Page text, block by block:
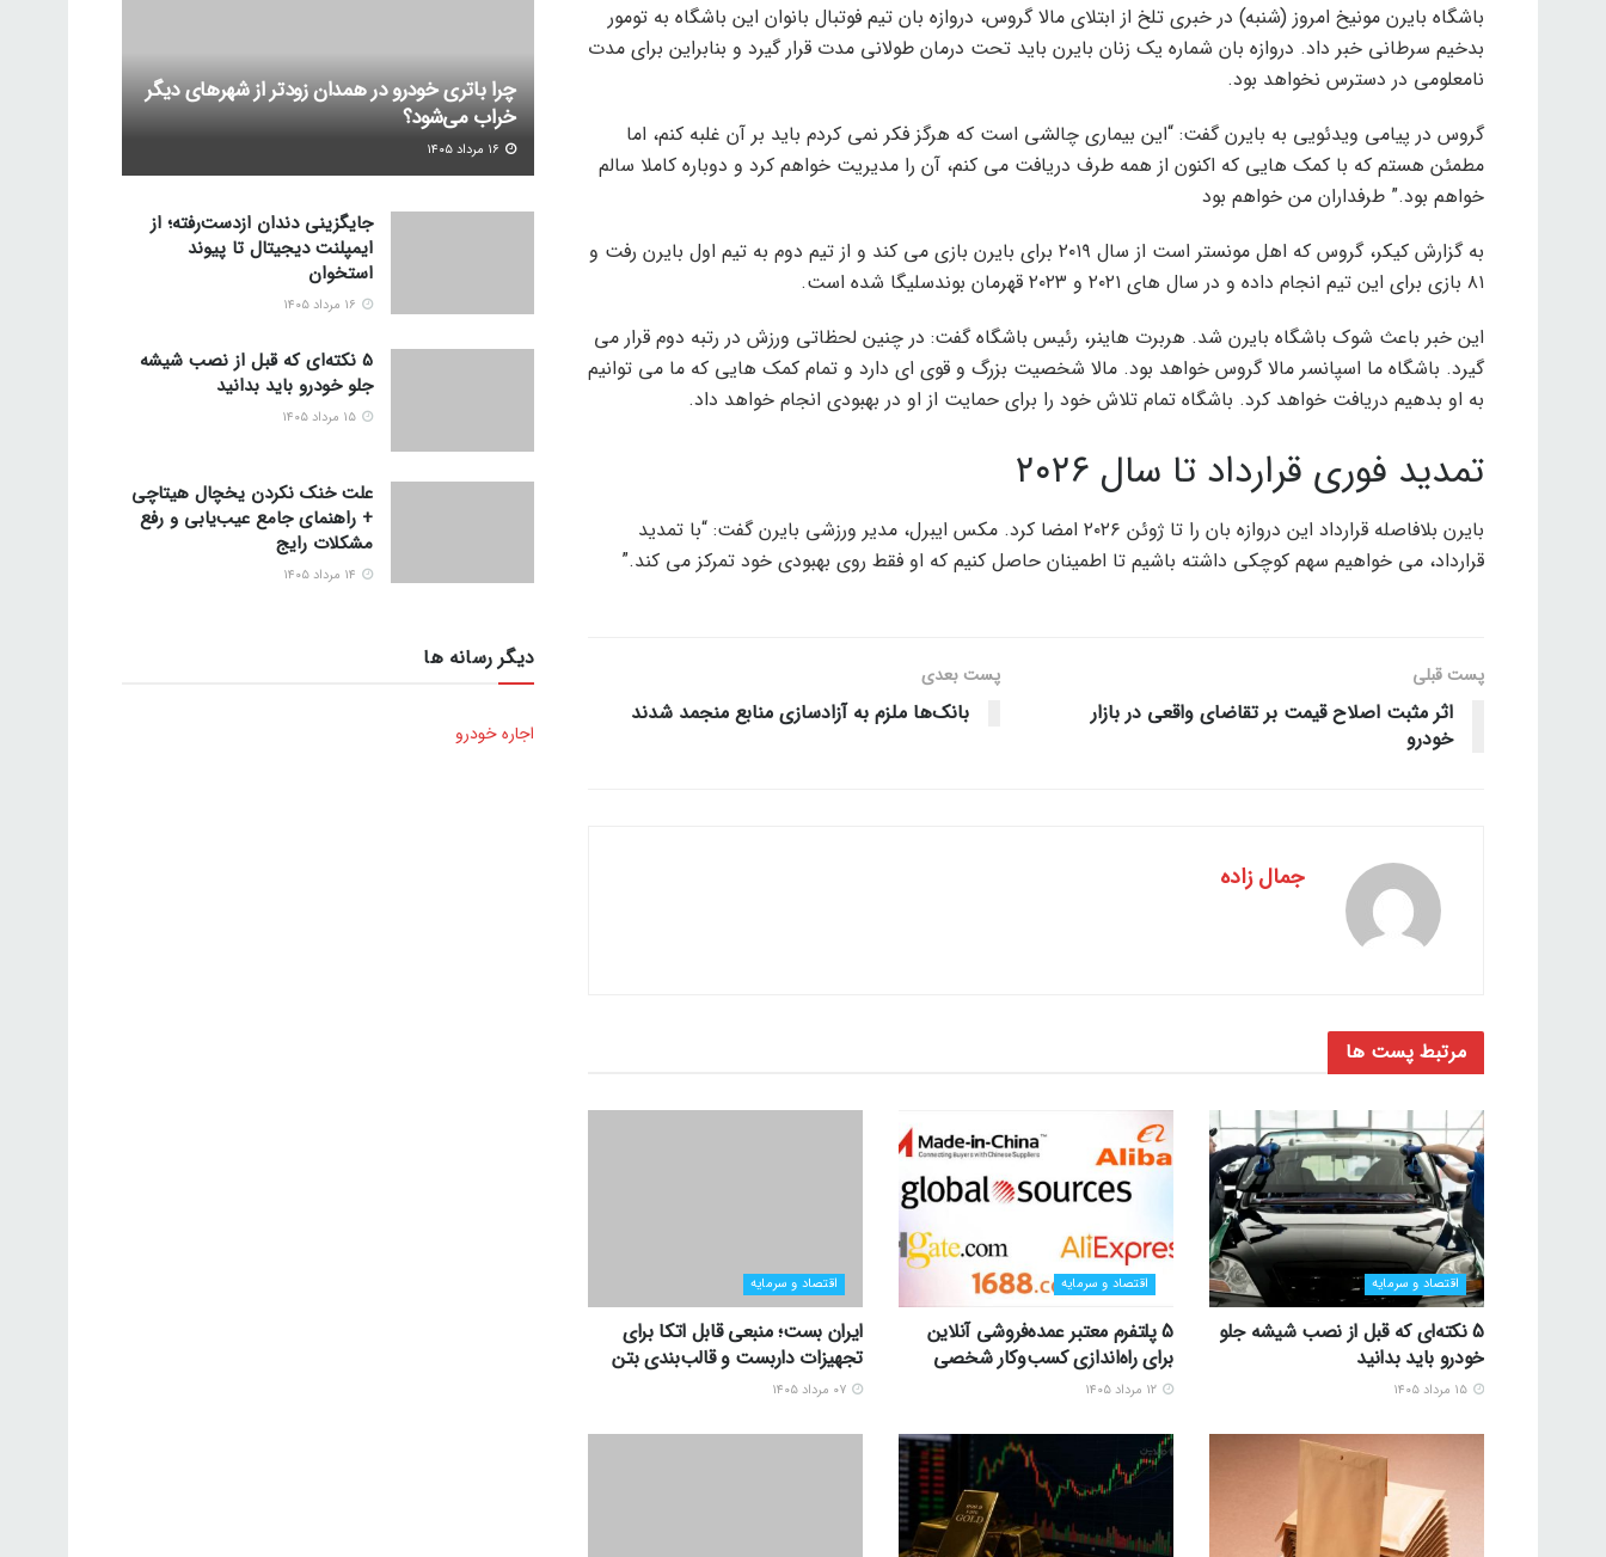
باشگاه بایرن مونیخ امروز (شنبه) در خبری تلخ از ابتلای مالا گروس، دروازه بان تیم فوتبال بانوان این باشگاه به تومور
بدخیم سرطانی خبر داد. دروازه بان شماره یک زنان بایرن باید تحت درمان طولانی مدت قرار گیرد و بنابراین برای مدت
نامعلومی در دسترس نخواهد بود.
گروس در پیامی ویدئویی به بایرن گفت: “این بیماری چالشی است که هرگز فکر نمی کردم باید بر آن غلبه کنم، اما
مطمئن هستم که با کمک هایی که اکنون از همه طرف دریافت می کنم، آن را مدیریت خواهم کرد و دوباره کاملا سالم
خواهم بود.” طرفداران من خواهم بود
به گزارش کیکر، گروس که اهل مونستر است از سال ۲۰۱۹ برای بایرن بازی می کند و از تیم دوم به تیم اول بایرن رفت و
۸۱ بازی برای این تیم انجام داده و در سال های ۲۰۲۱ و ۲۰۲۳ قهرمان بوندسلیگا شده است.
این خبر باعث شوک باشگاه بایرن شد. هربرت هاینر، رئیس باشگاه گفت: در چنین لحظاتی ورزش در رتبه دوم قرار می
گیرد. باشگاه ما اسپانسر مالا گروس خواهد بود. مالا شخصیت بزرگ و قوی ای دارد و تمام کمک هایی که ما می توانیم
به او بدهیم دریافت خواهد کرد. باشگاه تمام تلاش خود را برای حمایت از او در بهبودی انجام خواهد داد.
تمدید فوری قرارداد تا سال ۲۰۲۶
بایرن بلافاصله قرارداد این دروازه بان را تا ژوئن ۲۰۲۶ امضا کرد. مکس ایبرل، مدیر ورزشی بایرن گفت: “با تمدید
قرارداد، می خواهیم سهم کوچکی داشته باشیم تا اطمینان حاصل کنیم که او فقط روی بهبودی خود تمرکز می کند.”
پست قبلی
اثر مثبت اصلاح قیمت بر تقاضای واقعی در بازار
خودرو
پست‌ بعدی
بانک‌ها ملزم به آزادسازی منابع منجمد شدند
جمال زاده
مرتبط پست ها
اقتصاد و سرمایه
5 نکته‌ای که قبل از نصب شیشه جلو
خودرو باید بدانید
اقتصاد و سرمایه
5 پلتفرم معتبر عمده‌فروشی آنلاین
برای راه‌اندازی کسب‌وکار شخصی
اقتصاد و سرمایه
ایران بست؛ منبعی قابل اتکا برای
تجهیزات داربست و قالب‌بندی بتن
چرا باتری خودرو در همدان زودتر از شهرهای دیگر
خراب می‌شود؟
جایگزینی دندان ازدست‌رفته؛ از
ایمپلنت دیجیتال تا پیوند
استخوان
5 نکته‌ای که قبل از نصب شیشه
جلو خودرو باید بدانید
علت خنک نکردن یخچال هیتاچی
+ راهنمای جامع عیب‌یابی و رفع
مشکلات رایج
دیگر رسانه ها
اجاره خودرو